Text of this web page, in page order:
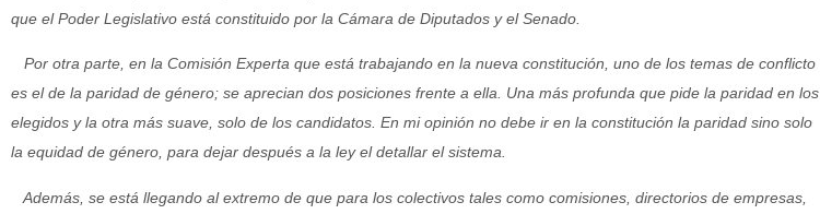
que el Poder Legislativo está constituido por la Cámara de Diputados y el Senado.
Por otra parte, en la Comisión Experta que está trabajando en la nueva constitución, uno de los temas de conflicto
es el de la paridad de género; se aprecian dos posiciones frente a ella. Una más profunda que pide la paridad en los
elegidos y la otra más suave, solo de los candidatos. En mi opinión no debe ir en la constitución la paridad sino solo
la equidad de género, para dejar después a la ley el detallar el sistema.
Además, se está llegando al extremo de que para los colectivos tales como comisiones, directorios de empresas,